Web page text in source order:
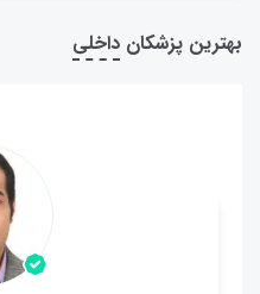
بهترین پزشکان داخلی